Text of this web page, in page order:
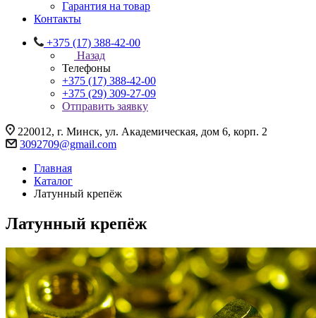
Гарантия на товар
Контакты
+375 (17) 388-42-00
Назад
Телефоны
+375 (17) 388-42-00
+375 (29) 309-27-09
Отправить заявку
220012, г. Минск, ул. Академическая, дом 6, корп. 2
3092709@gmail.com
Главная
Каталог
Латунный крепёж
Латунный крепёж